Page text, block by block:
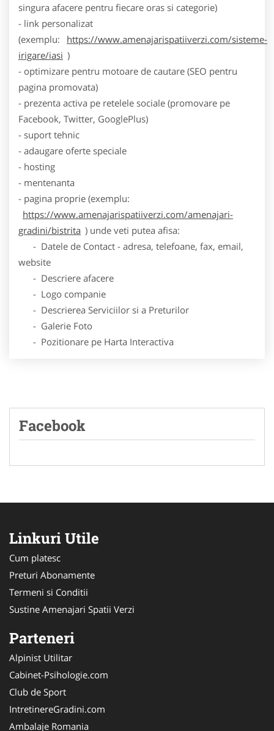
singura afacere pentru fiecare oras si categorie)
- link personalizat
(exemplu:
https://www.amenajarispatiiverzi.com/sisteme-
irigare/iasi )
- optimizare pentru motoare de cautare (SEO pentru
pagina promovata)
- prezenta activa pe retelele sociale (promovare pe
Facebook, Twitter, GooglePlus)
- suport tehnic
- adaugare oferte speciale
- hosting
- mentenanta
- pagina proprie (exemplu:
https://www.amenajarispatiiverzi.com/amenajari-
gradini/bistrita ) unde veti putea afisa:
- Datele de Contact - adresa, telefoane, fax, email,
website
- Descriere afacere
- Logo companie
- Descrierea Serviciilor si a Preturilor
- Galerie Foto
- Pozitionare pe Harta Interactiva
Facebook
Linkuri Utile
Cum platesc
Preturi Abonamente
Termeni si Conditii
Sustine Amenajari Spatii Verzi
Parteneri
Alpinist Utilitar
Cabinet-Psihologie.com
Club de Sport
IntretinereGradini.com
Ambalaje Romania